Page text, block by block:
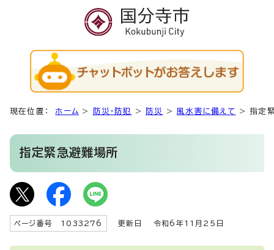
現在位置： ホーム > 防災・防犯 > 防災 >風水害に備えて >指定
指定緊急避難場所
ページ番号 1033276 更新日 令和6年11月25日